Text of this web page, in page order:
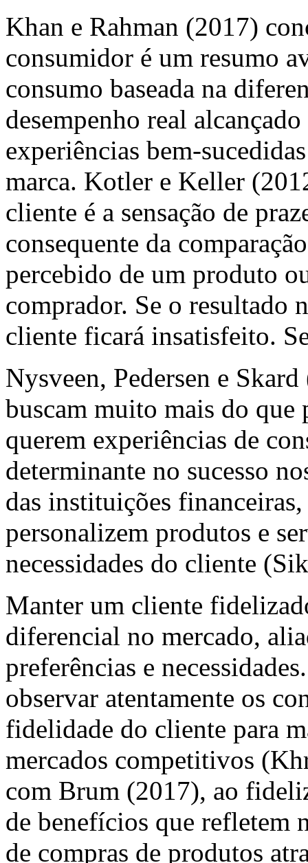
Khan e Rahman (2017)
consumidor é um resumo
consumo baseada na
desempenho real
experiências bem-
marca. Kotler e Keller
cliente é a sensação de
consequente da
percebido de um produto
comprador. Se o resultado
cliente ficará insatisfeito.
Nysveen, Pedersen e
buscam muito mais do que
querem experiências de
determinante no sucesso
das instituições
personalizem produtos e
necessidades do cliente
Manter um cliente
diferencial no mercado,
preferências e
observar atentamente os
fidelidade do cliente para
mercados competitivos
com Brum (2017), ao
de benefícios que refletem
de compras de produtos